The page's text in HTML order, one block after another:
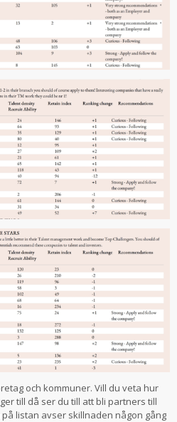
och kommuner. Vill du veta hur
till då ser du till att bli partners till
listan avser skillnaden någon gång